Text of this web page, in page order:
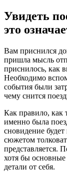
Увидеть
это
Вам приснился
пришла мысль
приснилось, как
Необходимо
события были
чему снится
Как правило, как
именно была
сновидение
сюжетом
представляется.
хотя бы
детали от себя.